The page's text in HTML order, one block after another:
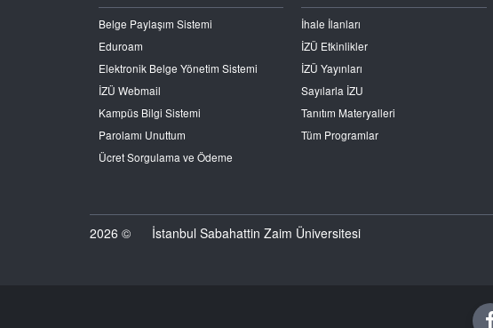
Belge Paylaşım Sistemi
Eduroam
Elektronik Belge Yönetim Sistemi
İZÜ Webmail
Kampüs Bilgi Sistemi
Parolamı Unuttum
Ücret Sorgulama ve Ödeme
İhale İlanları
İZÜ Etkinlikler
İZÜ Yayınları
Sayılarla İZU
Tanıtım Materyalleri
Tüm Programlar
2026 © İstanbul Sabahattin Zaim Üniversitesi